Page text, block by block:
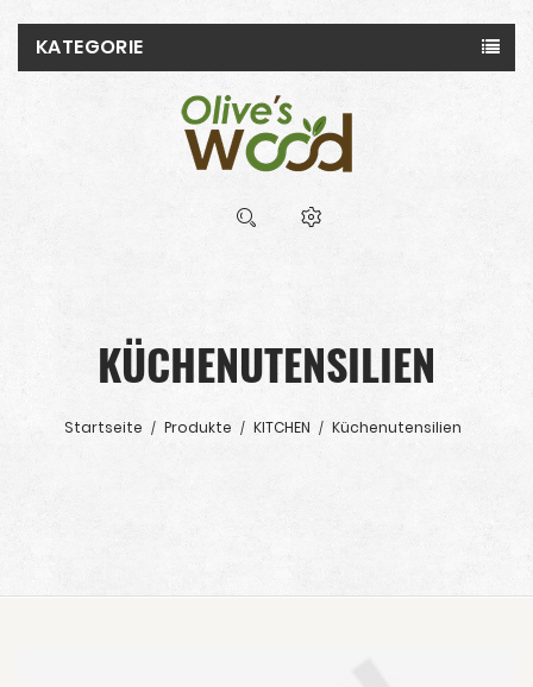
KATEGORIE
KÜCHENUTENSILIEN
Startseite Produkte KITCHEN Küchenutensilien